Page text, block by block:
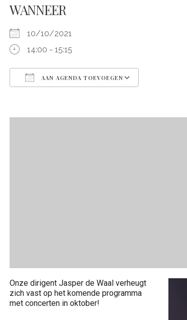
WANNEER
10/10/2021
14:00 - 15:15
AAN AGENDA TOEVOEGEN
Onze dirigent Jasper de Waal verheugt
zich vast op het komende programma
met concerten in oktober!